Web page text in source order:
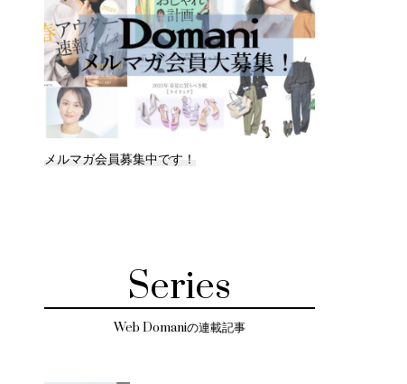
メルマガ会員募集中です！
Series
Web Domaniの連載記事